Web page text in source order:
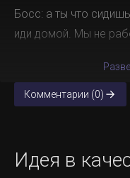
Босс: а ты что
иди домой. Мы не
Комментарии (0)
Идея в